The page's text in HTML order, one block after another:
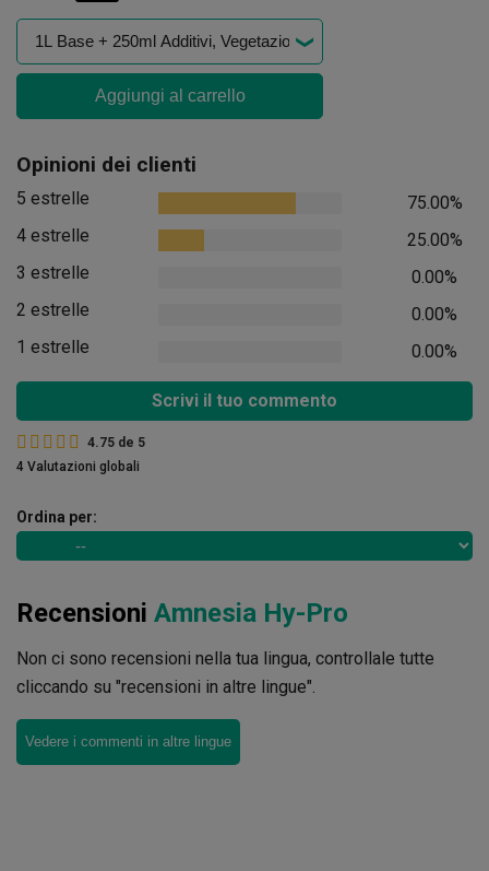
Aggiungi al carrello
Opinioni dei clienti
5 estrelle
75.00%
4 estrelle
25.00%
3 estrelle
0.00%
2 estrelle
0.00%
1 estrelle
0.00%
Scrivi il tuo commento
4.75 de 5
4 Valutazioni globali
Ordina per:
Recensioni Amnesia Hy-Pro
Non ci sono recensioni nella tua lingua, controllale tutte
cliccando su "recensioni in altre lingue".
Vedere i commenti in altre lingue